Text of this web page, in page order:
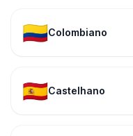
🇨🇴Colombiano
🇪🇸Castelhano